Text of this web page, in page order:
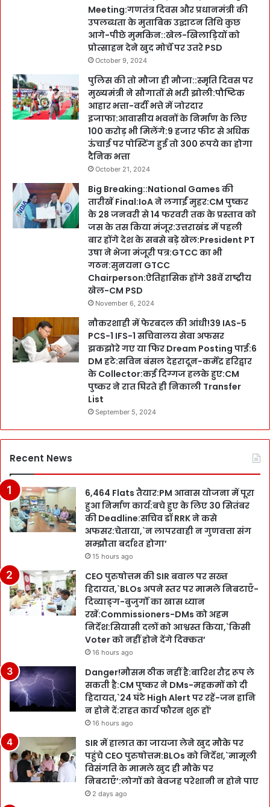
Meeting:गणतंत्र दिवस और प्रधानमंत्री की
उपलब्धता के मुताबिक उद्घाटन तिथि कुछ
आगे-पीछे मुमकिन::खेल-खिलाड़ियों को
प्रोत्साहन देने खुद मोर्चे पर उतरे PSD
October 9, 2024
पुलिस की तो मौजा ही मौजा::स्मृति दिवस पर
मुख्यमंत्री ने सौगातों से भरी झोली:पौष्टिक
आहार भत्ता-वर्दी भत्ते में जोरदार
इजाफा:आवासीय भवनों के निर्माण के लिए
100 करोड़ भी मिलेंगे:9 हजार फीट से अधिक
ऊंचाई पर पोस्टिंग हुई तो 300 रूपये का होगा
दैनिक भत्ता
October 21, 2024
Big Breaking::National Games की
तारीखें Final:IoA ने लगाईं मुहर:CM पुष्कर
के 28 जनवरी से 14 फरवरी तक के प्रस्ताव को
जस के तस किया मंजूर:उत्तराखंड में पहली
बार होंगे देश के सबसे बड़े खेल:President PT
उषा ने भेजा मंजूरी पत्र:GTCC का भी
गठन:सुनयना GTCC
Chairperson:ऐतिहासिक होंगे 38वें राष्ट्रीय
खेल-CM PSD
November 6, 2024
नौकरशाही में फेरबदल की आंधी!39 IAS-5
PCS-1 IFS-1 सचिवालय सेवा अफसर
झकझोरे गए या फिर Dream Posting पाई:6
DM हटे:सविन बंसल देहरादून-कर्मेंद्र हरिद्वार
के Collector:कई दिग्गज हलके हुए:CM
पुष्कर ने रात घिरते ही निकाली Transfer
List
September 5, 2024
Recent News
6,464 Flats तैयार:PM आवास योजना में पूरा
हुआ निर्माण कार्य:बचे हुए के लिए 30 सितंबर
की Deadline:सचिव डॉ RRK ने कसे
अफसर:चेताया,`न लापरवाही न गुणवत्ता संग
सम्झौता बर्दाश्त होगा’
15 hours ago
CEO पुरुषोत्तम की SIR बवाल पर सख्त
हिदायत,`BLOs अपने स्तर पर मामले निबटाएँ-
दिव्याङ्ग-बुजुर्गों का खास ध्यान
रखें:Commissioners-DMs को अहम
निर्देश:सियासी दलों को आश्वस्त किया,`किसी
Voter को नहीं होने देंगे दिक्कत’
16 hours ago
Danger!मौसम ठीक नहीं है:बारिश रौद्र रूप ले
सकती है:CM पुष्कर ने DMs-महकमों को दी
हिदायत,`24 घंटे High Alert पर रहें-जन हानि
न होने दें:राहत कार्य फौरन शुरू हों’
16 hours ago
SIR में हालात का जायजा लेने खुद मौके पर
पहुंचे CEO पुरुषोत्तम:BLOs को निर्देश,`मामूली
विसंगति के मामले खुद ही मौके पर
निबटाएँ’:लोगों को बेवजह परेशानी न होने पाए
2 days ago